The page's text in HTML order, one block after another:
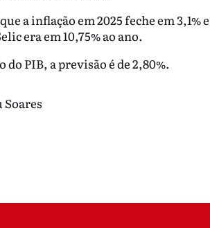
a inflação em 2025 feche em
era em 10,75% ao ano.
do PIB, a previsão é de 2,80%.